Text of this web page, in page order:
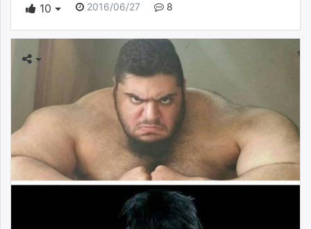
10
2016/06/27 8